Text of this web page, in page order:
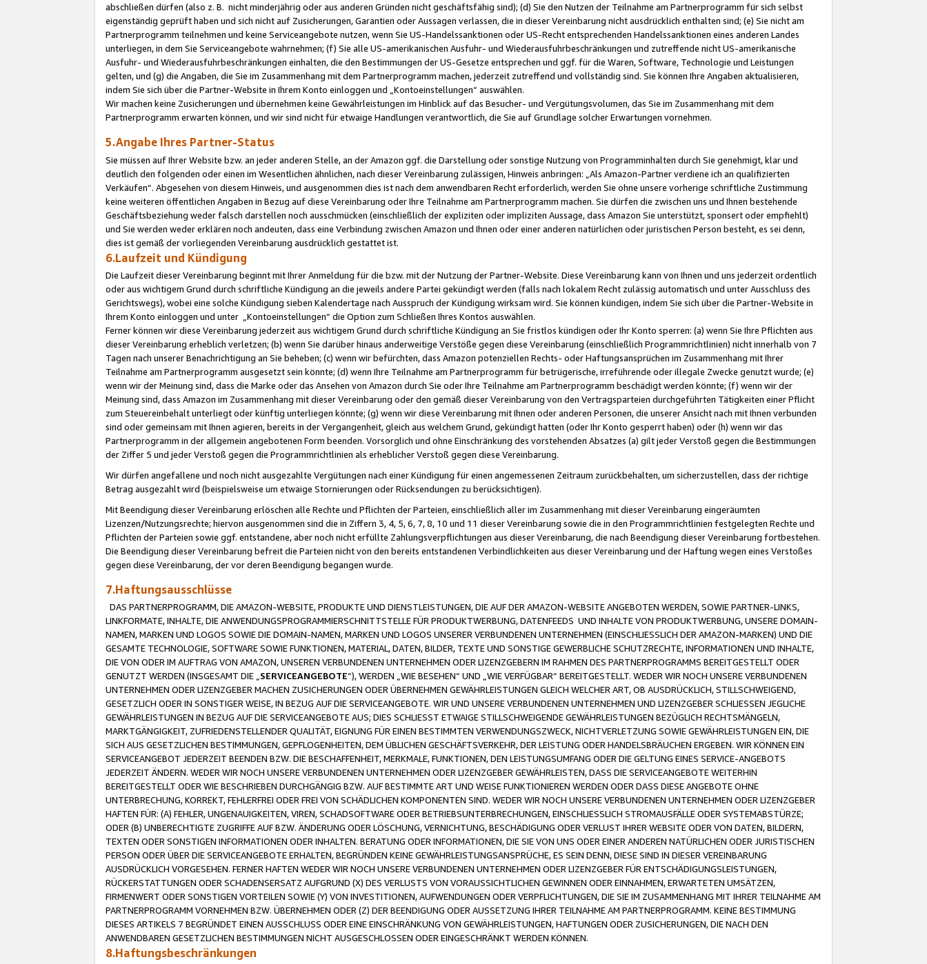
abschließen dürfen (also z. B. nicht minderjährig oder aus anderen Gründen nicht geschäftsfähig sind); (d) Sie den Nutzen der Teilnahme am Partnerprogramm für sich selbst
eigenständig geprüft haben und sich nicht auf Zusicherungen, Garantien oder Aussagen verlassen, die in dieser Vereinbarung nicht ausdrücklich enthalten sind; (e) Sie nicht am
Partnerprogramm teilnehmen und keine Serviceangebote nutzen, wenn Sie US-Handelssanktionen oder US-Recht entsprechenden Handelssanktionen eines anderen Landes
unterliegen, in dem Sie Serviceangebote wahrnehmen; (f) Sie alle US-amerikanischen Ausfuhr- und Wiederausfuhrbeschränkungen und zutreffende nicht US-amerikanische
Ausfuhr- und Wiederausfuhrbeschränkungen einhalten, die den Bestimmungen der US-Gesetze entsprechen und ggf. für die Waren, Software, Technologie und Leistungen
gelten, und (g) die Angaben, die Sie im Zusammenhang mit dem Partnerprogramm machen, jederzeit zutreffend und vollständig sind. Sie können Ihre Angaben aktualisieren,
indem Sie sich über die Partner-Website in Ihrem Konto einloggen und „Kontoeinstellungen“ auswählen.
Wir machen keine Zusicherungen und übernehmen keine Gewährleistungen im Hinblick auf das Besucher- und Vergütungsvolumen, das Sie im Zusammenhang mit dem
Partnerprogramm erwarten können, und wir sind nicht für etwaige Handlungen verantwortlich, die Sie auf Grundlage solcher Erwartungen vornehmen.
5.Angabe Ihres Partner-Status
Sie müssen auf Ihrer Website bzw. an jeder anderen Stelle, an der Amazon ggf. die Darstellung oder sonstige Nutzung von Programminhalten durch Sie genehmigt, klar und
deutlich den folgenden oder einen im Wesentlichen ähnlichen, nach dieser Vereinbarung zulässigen, Hinweis anbringen: „Als Amazon-Partner verdiene ich an qualifizierten
Verkäufen“. Abgesehen von diesem Hinweis, und ausgenommen dies ist nach dem anwendbaren Recht erforderlich, werden Sie ohne unsere vorherige schriftliche Zustimmung
keine weiteren öffentlichen Angaben in Bezug auf diese Vereinbarung oder Ihre Teilnahme am Partnerprogramm machen. Sie dürfen die zwischen uns und Ihnen bestehende
Geschäftsbeziehung weder falsch darstellen noch ausschmücken (einschließlich der expliziten oder impliziten Aussage, dass Amazon Sie unterstützt, sponsert oder empfiehlt)
und Sie werden weder erklären noch andeuten, dass eine Verbindung zwischen Amazon und Ihnen oder einer anderen natürlichen oder juristischen Person besteht, es sei denn,
dies ist gemäß der vorliegenden Vereinbarung ausdrücklich gestattet ist.
6.Laufzeit und Kündigung
Die Laufzeit dieser Vereinbarung beginnt mit Ihrer Anmeldung für die bzw. mit der Nutzung der Partner-Website. Diese Vereinbarung kann von Ihnen und uns jederzeit ordentlich
oder aus wichtigem Grund durch schriftliche Kündigung an die jeweils andere Partei gekündigt werden (falls nach lokalem Recht zulässig automatisch und unter Ausschluss des
Gerichtswegs), wobei eine solche Kündigung sieben Kalendertage nach Ausspruch der Kündigung wirksam wird. Sie können kündigen, indem Sie sich über die Partner-Website in
Ihrem Konto einloggen und unter „Kontoeinstellungen“ die Option zum Schließen Ihres Kontos auswählen.
Ferner können wir diese Vereinbarung jederzeit aus wichtigem Grund durch schriftliche Kündigung an Sie fristlos kündigen oder Ihr Konto sperren: (a) wenn Sie Ihre Pflichten aus
dieser Vereinbarung erheblich verletzen; (b) wenn Sie darüber hinaus anderweitige Verstöße gegen diese Vereinbarung (einschließlich Programmrichtlinien) nicht innerhalb von 7
Tagen nach unserer Benachrichtigung an Sie beheben; (c) wenn wir befürchten, dass Amazon potenziellen Rechts- oder Haftungsansprüchen im Zusammenhang mit Ihrer
Teilnahme am Partnerprogramm ausgesetzt sein könnte; (d) wenn Ihre Teilnahme am Partnerprogramm für betrügerische, irreführende oder illegale Zwecke genutzt wurde; (e)
wenn wir der Meinung sind, dass die Marke oder das Ansehen von Amazon durch Sie oder Ihre Teilnahme am Partnerprogramm beschädigt werden könnte; (f) wenn wir der
Meinung sind, dass Amazon im Zusammenhang mit dieser Vereinbarung oder den gemäß dieser Vereinbarung von den Vertragsparteien durchgeführten Tätigkeiten einer Pflicht
zum Steuereinbehalt unterliegt oder künftig unterliegen könnte; (g) wenn wir diese Vereinbarung mit Ihnen oder anderen Personen, die unserer Ansicht nach mit Ihnen verbunden
sind oder gemeinsam mit Ihnen agieren, bereits in der Vergangenheit, gleich aus welchem Grund, gekündigt hatten (oder Ihr Konto gesperrt haben) oder (h) wenn wir das
Partnerprogramm in der allgemein angebotenen Form beenden. Vorsorglich und ohne Einschränkung des vorstehenden Absatzes (a) gilt jeder Verstoß gegen die Bestimmungen
der Ziffer 5 und jeder Verstoß gegen die Programmrichtlinien als erheblicher Verstoß gegen diese Vereinbarung.
Wir dürfen angefallene und noch nicht ausgezahlte Vergütungen nach einer Kündigung für einen angemessenen Zeitraum zurückbehalten, um sicherzustellen, dass der richtige
Betrag ausgezahlt wird (beispielsweise um etwaige Stornierungen oder Rücksendungen zu berücksichtigen).
Mit Beendigung dieser Vereinbarung erlöschen alle Rechte und Pflichten der Parteien, einschließlich aller im Zusammenhang mit dieser Vereinbarung eingeräumten
Lizenzen/Nutzungsrechte; hiervon ausgenommen sind die in Ziffern 3, 4, 5, 6, 7, 8, 10 und 11 dieser Vereinbarung sowie die in den Programmrichtlinien festgelegten Rechte und
Pflichten der Parteien sowie ggf. entstandene, aber noch nicht erfüllte Zahlungsverpflichtungen aus dieser Vereinbarung, die nach Beendigung dieser Vereinbarung fortbestehen.
Die Beendigung dieser Vereinbarung befreit die Parteien nicht von den bereits entstandenen Verbindlichkeiten aus dieser Vereinbarung und der Haftung wegen eines Verstoßes
gegen diese Vereinbarung, der vor deren Beendigung begangen wurde.
7.Haftungsausschlüsse
DAS PARTNERPROGRAMM, DIE AMAZON-WEBSITE, PRODUKTE UND DIENSTLEISTUNGEN, DIE AUF DER AMAZON-WEBSITE ANGEBOTEN WERDEN, SOWIE PARTNER-LINKS,
LINKFORMATE, INHALTE, DIE ANWENDUNGSPROGRAMMIERSCHNITTSTELLE FÜR PRODUKTWERBUNG, DATENFEEDS UND INHALTE VON PRODUKTWERBUNG, UNSERE DOMAIN-
NAMEN, MARKEN UND LOGOS SOWIE DIE DOMAIN-NAMEN, MARKEN UND LOGOS UNSERER VERBUNDENEN UNTERNEHMEN (EINSCHLIESSLICH DER AMAZON-MARKEN) UND DIE
GESAMTE TECHNOLOGIE, SOFTWARE SOWIE FUNKTIONEN, MATERIAL, DATEN, BILDER, TEXTE UND SONSTIGE GEWERBLICHE SCHUTZRECHTE, INFORMATIONEN UND INHALTE,
DIE VON ODER IM AUFTRAG VON AMAZON, UNSEREN VERBUNDENEN UNTERNEHMEN ODER LIZENZGEBERN IM RAHMEN DES PARTNERPROGRAMMS BEREITGESTELLT ODER
GENUTZT WERDEN (INSGESAMT DIE „ SERVICEANGEBOTE“), WERDEN „WIE BESEHEN“ UND „WIE VERFÜGBAR“ BEREITGESTELLT. WEDER WIR NOCH UNSERE VERBUNDENEN
UNTERNEHMEN ODER LIZENZGEBER MACHEN ZUSICHERUNGEN ODER ÜBERNEHMEN GEWÄHRLEISTUNGEN GLEICH WELCHER ART, OB AUSDRÜCKLICH, STILLSCHWEIGEND,
GESETZLICH ODER IN SONSTIGER WEISE, IN BEZUG AUF DIE SERVICEANGEBOTE. WIR UND UNSERE VERBUNDENEN UNTERNEHMEN UND LIZENZGEBER SCHLIESSEN JEGLICHE
GEWÄHRLEISTUNGEN IN BEZUG AUF DIE SERVICEANGEBOTE AUS; DIES SCHLIESST ETWAIGE STILLSCHWEIGENDE GEWÄHRLEISTUNGEN BEZÜGLICH RECHTSMÄNGELN,
MARKTGÄNGIGKEIT, ZUFRIEDENSTELLENDER QUALITÄT, EIGNUNG FÜR EINEN BESTIMMTEN VERWENDUNGSZWECK, NICHTVERLETZUNG SOWIE GEWÄHRLEISTUNGEN EIN, DIE
SICH AUS GESETZLICHEN BESTIMMUNGEN, GEPFLOGENHEITEN, DEM ÜBLICHEN GESCHÄFTSVERKEHR, DER LEISTUNG ODER HANDELSBRÄUCHEN ERGEBEN. WIR KÖNNEN EIN
SERVICEANGEBOT JEDERZEIT BEENDEN BZW. DIE BESCHAFFENHEIT, MERKMALE, FUNKTIONEN, DEN LEISTUNGSUMFANG ODER DIE GELTUNG EINES SERVICE-ANGEBOTS
JEDERZEIT ÄNDERN. WEDER WIR NOCH UNSERE VERBUNDENEN UNTERNEHMEN ODER LIZENZGEBER GEWÄHRLEISTEN, DASS DIE SERVICEANGEBOTE WEITERHIN
BEREITGESTELLT ODER WIE BESCHRIEBEN DURCHGÄNGIG BZW. AUF BESTIMMTE ART UND WEISE FUNKTIONIEREN WERDEN ODER DASS DIESE ANGEBOTE OHNE
UNTERBRECHUNG, KORREKT, FEHLERFREI ODER FREI VON SCHÄDLICHEN KOMPONENTEN SIND. WEDER WIR NOCH UNSERE VERBUNDENEN UNTERNEHMEN ODER LIZENZGEBER
HAFTEN FÜR: (A) FEHLER, UNGENAUIGKEITEN, VIREN, SCHADSOFTWARE ODER BETRIEBSUNTERBRECHUNGEN, EINSCHLIESSLICH STROMAUSFÄLLE ODER SYSTEMABSTÜRZE;
ODER (B) UNBERECHTIGTE ZUGRIFFE AUF BZW. ÄNDERUNG ODER LÖSCHUNG, VERNICHTUNG, BESCHÄDIGUNG ODER VERLUST IHRER WEBSITE ODER VON DATEN, BILDERN,
TEXTEN ODER SONSTIGEN INFORMATIONEN ODER INHALTEN. BERATUNG ODER INFORMATIONEN, DIE SIE VON UNS ODER EINER ANDEREN NATÜRLICHEN ODER JURISTISCHEN
PERSON ODER ÜBER DIE SERVICEANGEBOTE ERHALTEN, BEGRÜNDEN KEINE GEWÄHRLEISTUNGSANSPRÜCHE, ES SEIN DENN, DIESE SIND IN DIESER VEREINBARUNG
AUSDRÜCKLICH VORGESEHEN. FERNER HAFTEN WEDER WIR NOCH UNSERE VERBUNDENEN UNTERNEHMEN ODER LIZENZGEBER FÜR ENTSCHÄDIGUNGSLEISTUNGEN,
RÜCKERSTATTUNGEN ODER SCHADENSERSATZ AUFGRUND (X) DES VERLUSTS VON VORAUSSICHTLICHEN GEWINNEN ODER EINNAHMEN, ERWARTETEN UMSÄTZEN,
FIRMENWERT ODER SONSTIGEN VORTEILEN SOWIE (Y) VON INVESTITIONEN, AUFWENDUNGEN ODER VERPFLICHTUNGEN, DIE SIE IM ZUSAMMENHANG MIT IHRER TEILNAHME AM
PARTNERPROGRAMM VORNEHMEN BZW. ÜBERNEHMEN ODER (Z) DER BEENDIGUNG ODER AUSSETZUNG IHRER TEILNAHME AM PARTNERPROGRAMM. KEINE BESTIMMUNG
DIESES ARTIKELS 7 BEGRÜNDET EINEN AUSSCHLUSS ODER EINE EINSCHRÄNKUNG VON GEWÄHRLEISTUNGEN, HAFTUNGEN ODER ZUSICHERUNGEN, DIE NACH DEN
ANWENDBAREN GESETZLICHEN BESTIMMUNGEN NICHT AUSGESCHLOSSEN ODER EINGESCHRÄNKT WERDEN KÖNNEN.
8.Haftungsbeschränkungen